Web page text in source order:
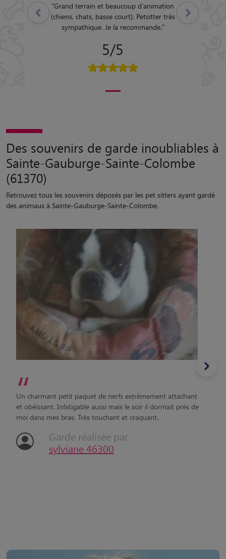
"Grand terrain et beaucoup d'animation
(chiens, chats, basse court). Petsitter très
sympathique. Je la recommande."
5/5
Précédent Suivant
Des souvenirs de garde inoubliables à
Sainte-Gauburge-Sainte-Colombe
(61370)
Retrouvez tous les souvenirs déposés par les pet sitters ayant gardé
des animaux à Sainte-Gauburge-Sainte-Colombe.
“
Un charmant petit paquet de nerfs extrêmement attachant
et obéissant. Infatigable aussi mais le soir il dormait près de
moi dans mes bras. Très touchant et craquant.
Garde réalisée par
sylviane 46300